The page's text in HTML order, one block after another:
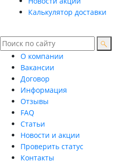
Калькулятор доставки
О компании
Вакансии
Договор
Информация
Отзывы
FAQ
Статьи
Новости и акции
Проверить статус
Контакты